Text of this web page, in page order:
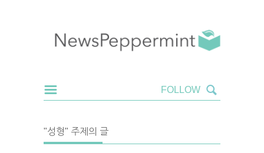
"성형" 주제의 글